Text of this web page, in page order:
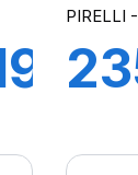
PIRELLI